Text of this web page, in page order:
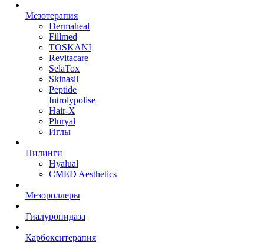
Мезотерапия
Dermaheal
Fillmed
TOSKANI
Revitacare
SelaTox
Skinasil
Peptide
Introlypolise
Hair-X
Pluryal
Иглы
Пилинги
Hyalual
CMED Aesthetics
Мезороллеры
Гиалуронидаза
Карбокситерапия